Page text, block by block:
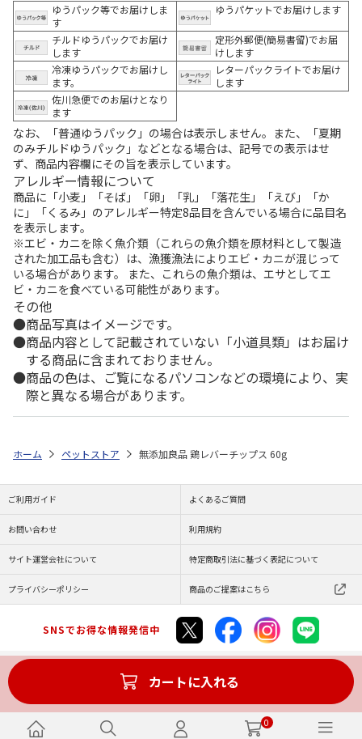
0
ゆうパック等でお届けしま
す
ゆうパケットでお届けします
チルドゆうパックでお届け
します
定形外郵便(簡易書留)でお届
けします
冷凍ゆうパックでお届けし
ます。
レターパックライトでお届け
します
佐川急便でのお届けとなり
ます
なお、「普通ゆうパック」の場合は表示しません。また、「夏期
のみチルドゆうパック」などとなる場合は、記号での表示はせ
ず、商品内容欄にその旨を表示しています。
アレルギー情報について
商品に「小麦」「そば」「卵」「乳」「落花生」「えび」「か
に」「くるみ」のアレルギー特定8品目を含んでいる場合に品目名
を表示します。
※エビ・カニを除く魚介類（これらの魚介類を原材料として製造
された加工品も含む）は、漁獲漁法によりエビ・カニが混じって
いる場合があります。 また、これらの魚介類は、エサとしてエ
ビ・カニを食べている可能性があります。
その他
商品写真はイメージです。
商品内容として記載されていない「小道具類」はお届け
する商品に含まれておりません。
商品の色は、ご覧になるパソコンなどの環境により、実
際と異なる場合があります。
カートに入れる
ホーム ペットストア 無添加良品 鶏レバーチップス 60g
ご利用ガイド よくあるご質問
お問い合わせ 利用規約
サイト運営会社について 特定商取引法に基づく表記について
プライバシーポリシー 商品のご提案はこちら
SNSでお得な情報発信中